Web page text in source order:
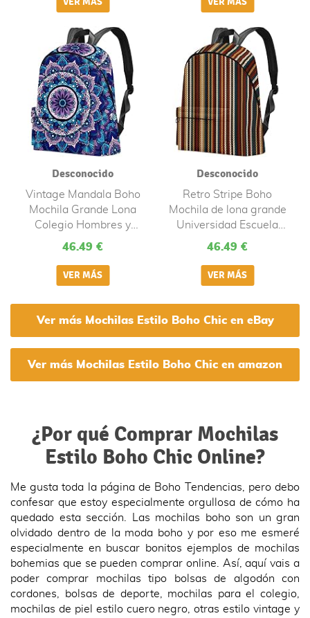
boho, multicolor
Desconocido
Vintage Mandala Boho
Mochila Grande Lona
Colegio Hombres y
Mujeres, Multicolor
46.49 €
Desconocido
Retro Stripe Boho
Mochila de lona grande
Universidad Escuela
Hombres y Mujeres,
46.49 €
Ver más Mochilas Estilo Boho Chic en eBay
Ver más Mochilas Estilo Boho Chic en amazon
¿Por qué Comprar Mochilas
Estilo Boho Chic Online?
Me gusta toda la página de Boho Tendencias, pero debo
confesar que estoy especialmente orgullosa de cómo ha
quedado esta sección. Las mochilas boho son un gran
olvidado dentro de la moda boho y por eso me esmeré
especialmente en buscar bonitos ejemplos de mochilas
bohemias que se pueden comprar online. Así, aquí vais a
poder comprar mochilas tipo bolsas de algodón con
cordones, bolsas de deporte, mochilas para el colegio,
mochilas de piel estilo cuero negro, otras estilo vintage y